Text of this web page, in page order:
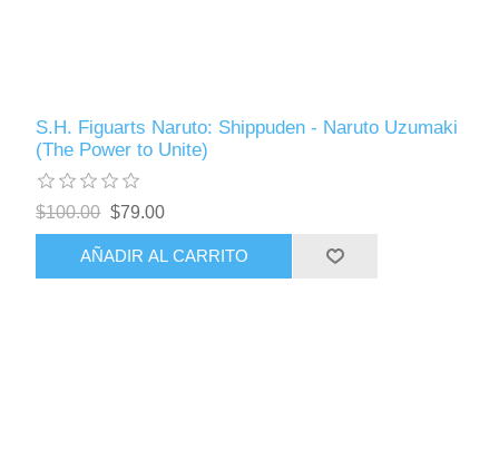
S.H. Figuarts Naruto: Shippuden - Naruto Uzumaki
(The Power to Unite)
$100.00 $79.00
AÑADIR AL CARRITO